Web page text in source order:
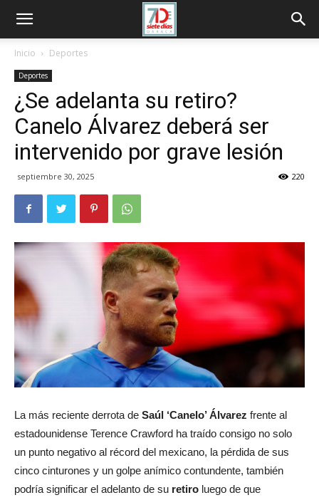
Inicio Deportes
Deportes
¿Se adelanta su retiro?
Canelo Álvarez deberá ser
intervenido por grave lesión
septiembre 30, 2025 220
La más reciente derrota de Saúl ‘Canelo’ Álvarez frente al
estadounidense Terence Crawford ha traído consigo no solo
un punto negativo al récord del mexicano, la pérdida de sus
cinco cinturones y un golpe anímico contundente, también
podría significar el adelanto de su retiro luego de que